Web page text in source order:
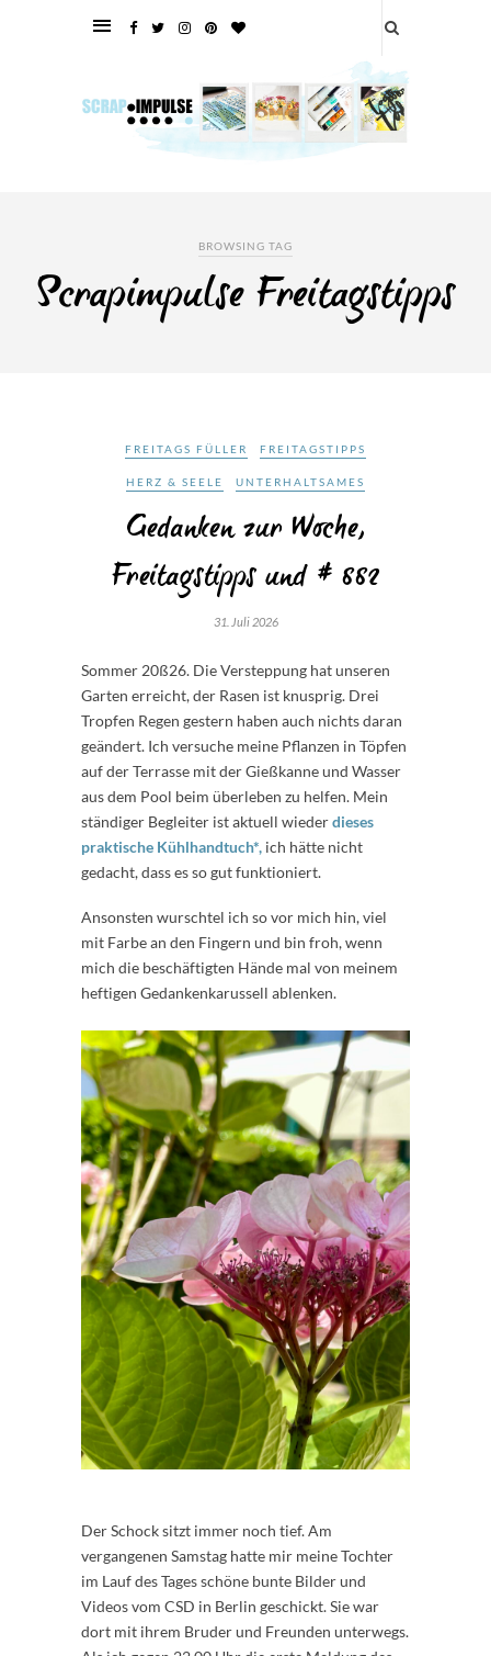
BROWSING TAG
Scrapimpulse Freitagstipps
FREITAGS FÜLLER FREITAGSTIPPS
HERZ & SEELE UNTERHALTSAMES
Gedanken zur Woche,
Freitagstipps und # 882
31. Juli 2026
Sommer 20ß26. Die Versteppung hat unseren
Garten erreicht, der Rasen ist knusprig. Drei
Tropfen Regen gestern haben auch nichts daran
geändert. Ich versuche meine Pflanzen in Töpfen
auf der Terrasse mit der Gießkanne und Wasser
aus dem Pool beim überleben zu helfen. Mein
ständiger Begleiter ist aktuell wiederdieses
praktische Kühlhandtuch*, ich hätte nicht
gedacht, dass es so gut funktioniert.
Ansonsten wurschtel ich so vor mich hin, viel
mit Farbe an den Fingern und bin froh, wenn
mich die beschäftigten Hände mal von meinem
heftigen Gedankenkarussell ablenken.
Der Schock sitzt immer noch tief. Am
vergangenen Samstag hatte mir meine Tochter
im Lauf des Tages schöne bunte Bilder und
Videos vom CSD in Berlin geschickt. Sie war
dort mit ihrem Bruder und Freunden unterwegs.